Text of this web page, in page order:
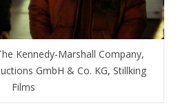
Kennedy-Marshall Company,
GmbH & Co. KG, Stillking
Films